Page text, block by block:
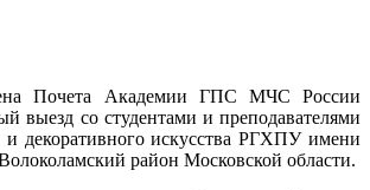
Почета Академии ГПС МЧС России
выезд со студентами и преподавателями
и декоративного искусства РГХПУ имени
район Московской области.